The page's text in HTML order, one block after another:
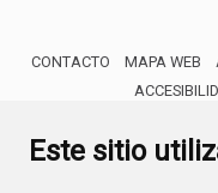
Este sitio
CONTACTO MAPA WEB